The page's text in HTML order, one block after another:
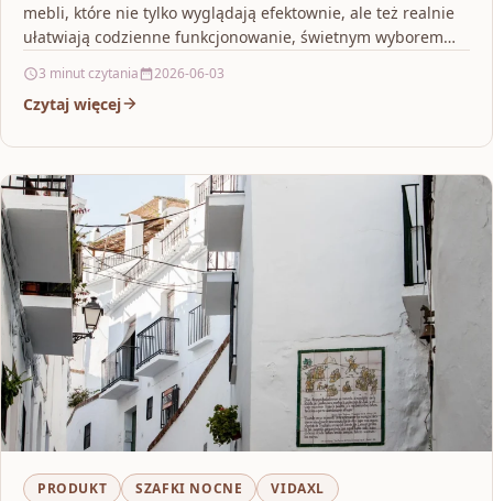
mebli, które nie tylko wyglądają efektownie, ale też realnie
ułatwiają codzienne funkcjonowanie, świetnym wyborem
3 minut czytania 2026-06-03
Czytaj więcej
PRODUKT SZAFKI NOCNE VIDAXL